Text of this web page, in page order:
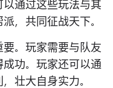
通过这些玩法与其
，共同征战天下。
。玩家需要与队友
功。玩家还可以通
壮大自身实力。